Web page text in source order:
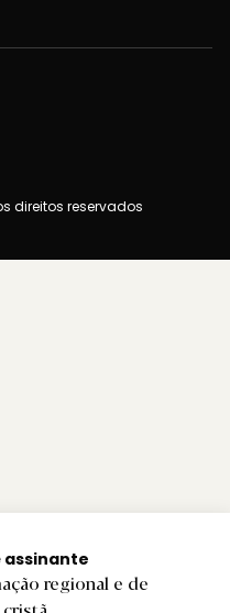
assinante
regional e de
direitos reservados